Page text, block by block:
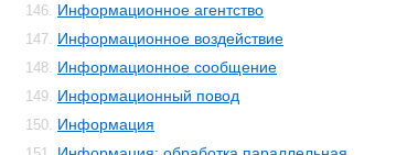
146. Информационное агентство
147. Информационное воздействие
148. Информационное сообщение
149. Информационный повод
150. Информация